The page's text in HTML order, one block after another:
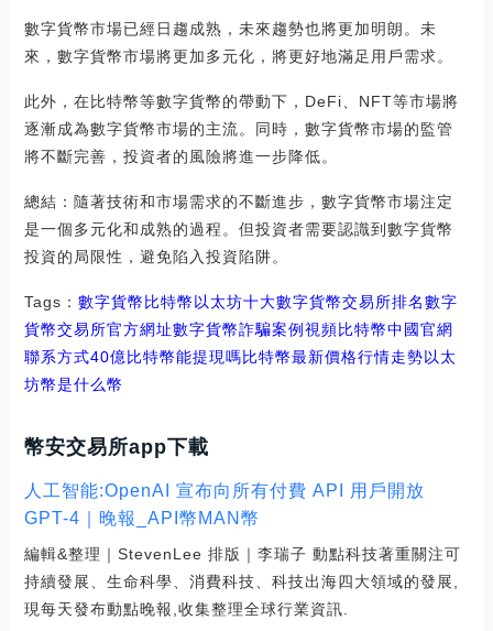
數字貨幣市場已經日趨成熟，未來趨勢也將更加明朗。未
來，數字貨幣市場將更加多元化，將更好地滿足用戶需求。
此外，在比特幣等數字貨幣的帶動下，DeFi、NFT等市場將
逐漸成為數字貨幣市場的主流。同時，數字貨幣市場的監管
將不斷完善，投資者的風險將進一步降低。
總結：隨著技術和市場需求的不斷進步，數字貨幣市場注定
是一個多元化和成熟的過程。但投資者需要認識到數字貨幣
投資的局限性，避免陷入投資陷阱。
Tags： 數字貨幣 比特幣 以太坊十大數字貨幣交易所排名數字
貨幣交易所官方網址數字貨幣詐騙案例視頻比特幣中國官網
聯系方式40億比特幣能提現嗎比特幣最新價格行情走勢以太
坊幣是什么幣
幣安交易所app下載
人工智能:OpenAI 宣布向所有付費 API 用戶開放
GPT-4｜晚報_API幣MAN幣
編輯&整理｜StevenLee 排版｜李瑞子 動點科技著重關注可
持續發展、生命科學、消費科技、科技出海四大領域的發展,
現每天發布動點晚報,收集整理全球行業資訊.